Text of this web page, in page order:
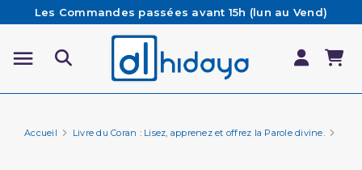
Les Commandes passées avant 15h (lun au Vend)
sont préparées et expédiées le jour même
Besoin d'aide ? Retrouvez notre FAQ
Livraison offerte à partir de 65€ d'achat*
Accueil Livre du Coran : Lisez, apprenez et offrez la Parole divine.